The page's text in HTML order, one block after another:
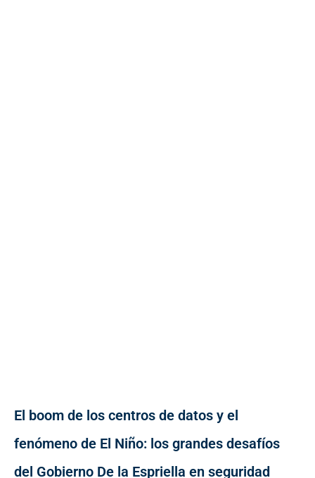
El boom de los centros de datos y el
fenómeno de El Niño: los grandes desafíos
del Gobierno De la Espriella en seguridad